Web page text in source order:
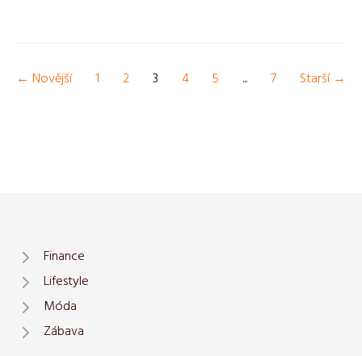
← Novější 1 2 3 4 5 ... 7 Starší →
Finance
Lifestyle
Móda
Zábava